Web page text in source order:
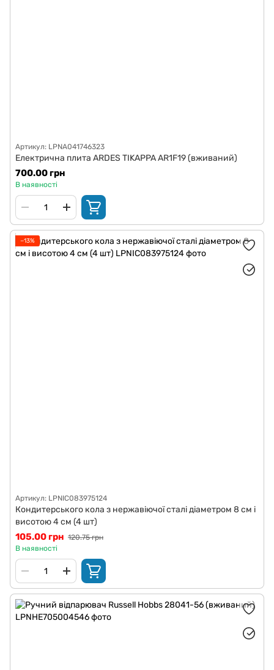
Артикул: LPNA041746323
Електрична плита ARDES TIKAPPA AR1F19 (вживаний)
700.00 грн
В наявності
−13%
Артикул: LPNIC083975124
Кондитерського кола з нержавіючої сталі діаметром 8 см і
висотою 4 см (4 шт)
105.00 грн 120.75 грн
В наявності